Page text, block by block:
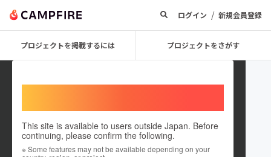
ログイン / 新規会員登録
プロジェクトを掲載するには プロジェクトをさがす
This site is available to users outside Japan. Before
continuing, please confirm the following.
※ Some features may not be available depending on your
Takashi Shindo